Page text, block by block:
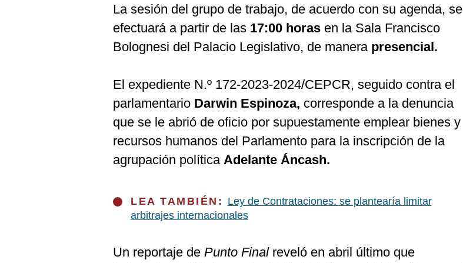
La sesión del grupo de trabajo, de acuerdo con su agenda, se
efectuará a partir de las 17:00 horas en la Sala Francisco
Bolognesi del Palacio Legislativo, de manera presencial.
El expediente N.º 172-2023-2024/CEPCR, seguido contra el
parlamentario Darwin Espinoza, corresponde a la denuncia
que se le abrió de oficio por supuestamente emplear bienes y
recursos humanos del Parlamento para la inscripción de la
agrupación política Adelante Áncash.
LEA TAMBIÉN: Ley de Contrataciones: se plantearía limitar
arbitrajes internacionales
Un reportaje de Punto Final reveló en abril último que